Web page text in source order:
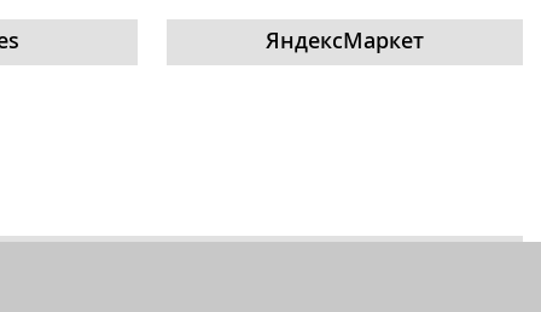
ЯндексМаркет